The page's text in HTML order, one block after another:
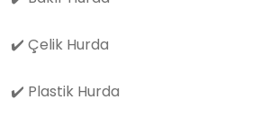
✔️ Çelik Hurda
✔️ Plastik Hurda